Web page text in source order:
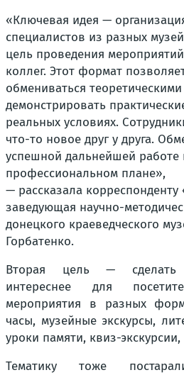
«Ключевая идея —
специалистов из разных
цель проведения
коллег. Этот формат
обмениваться
демонстрировать
реальных условиях.
что-то новое друг у друга.
успешной дальнейшей работе
профессиональном плане»,
— рассказала
заведующая научно-
донецкого краеведческого
Горбатенко.
Вторая цель — сделать
интереснее для
мероприятия в разных
часы, музейные экскурсы,
уроки памяти, квиз-
Тематику тоже